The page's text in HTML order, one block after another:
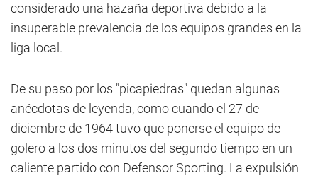
considerado una hazaña deportiva debido a la
insuperable prevalencia de los equipos grandes en la
liga local.
De su paso por los "picapiedras" quedan algunas
anécdotas de leyenda, como cuando el 27 de
diciembre de 1964 tuvo que ponerse el equipo de
golero a los dos minutos del segundo tiempo en un
caliente partido con Defensor Sporting. La expulsión